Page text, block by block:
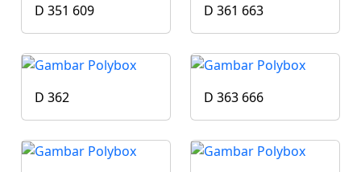
D 351 609 D 361 663
D 362 D 363 666